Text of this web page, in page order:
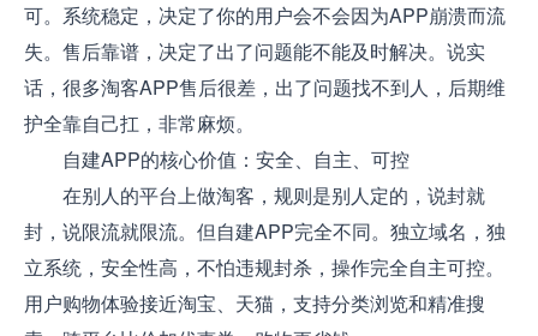
可。系统稳定，决定了你的用户会不会因为APP崩溃而流
失。售后靠谱，决定了出了问题能不能及时解决。说实
话，很多淘客APP售后很差，出了问题找不到人，后期维
护全靠自己扛，非常麻烦。
自建APP的核心价值：安全、自主、可控
在别人的平台上做淘客，规则是别人定的，说封就
封，说限流就限流。但自建APP完全不同。独立域名，独
立系统，安全性高，不怕违规封杀，操作完全自主可控。
用户购物体验接近淘宝、天猫，支持分类浏览和精准搜